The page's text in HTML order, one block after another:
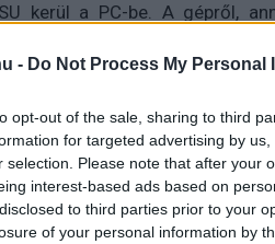
- Do Not Process My Personal
opt-out of the sale, sharing to third
for targeted advertising by
selection. Please note that after your
interest-based ads based on
to third parties prior to your
of your personal information by
kerül a PC-be. A gépről,